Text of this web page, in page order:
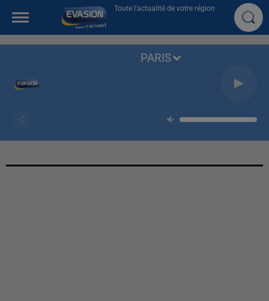
Toute l'actualité de votre région
PARIS